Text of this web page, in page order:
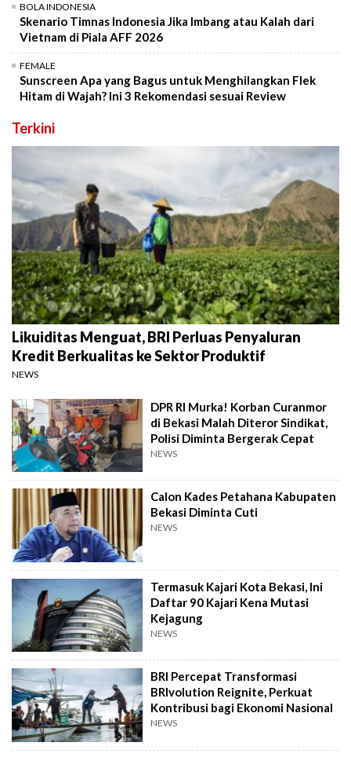
BOLA INDONESIA
Skenario Timnas Indonesia Jika Imbang atau Kalah dari
Vietnam di Piala AFF 2026
FEMALE
Sunscreen Apa yang Bagus untuk Menghilangkan Flek
Hitam di Wajah? Ini 3 Rekomendasi sesuai Review
Terkini
Likuiditas Menguat, BRI Perluas Penyaluran
Kredit Berkualitas ke Sektor Produktif
NEWS
DPR RI Murka! Korban Curanmor
di Bekasi Malah Diteror Sindikat,
Polisi Diminta Bergerak Cepat
NEWS
Calon Kades Petahana Kabupaten
Bekasi Diminta Cuti
NEWS
Termasuk Kajari Kota Bekasi, Ini
Daftar 90 Kajari Kena Mutasi
Kejagung
NEWS
BRI Percepat Transformasi
BRIvolution Reignite, Perkuat
Kontribusi bagi Ekonomi Nasional
NEWS